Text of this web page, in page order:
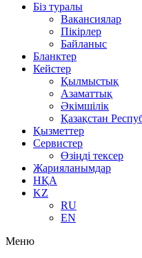
Біз туралы
Вакансиялар
Пікірлер
Байланыс
Бланктер
Кейстер
Қылмыстық
Азаматтық
Әкімшілік
Қазақстан
Қызметтер
Сервистер
Өзіңді тексер
Жарияланымдар
НҚА
KZ
RU
EN
Меню